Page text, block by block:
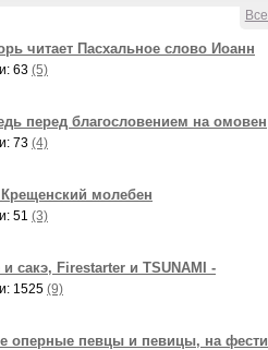
читает Пасхальное слово Иоанн
63 (5)
перед благословением на омовен
73 (4)
молебен
51 (3)
и сакэ, Firestarter и TSUNAMI -
1525 (9)
оперные певцы и певицы, на фести